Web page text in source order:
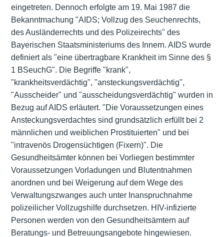
eingetreten. Dennoch erfolgte am 19. Mai 1987 die
Bekanntmachung "AIDS; Vollzug des Seuchenrechts,
des Ausländerrechts und des Polizeirechts" des
Bayerischen Staatsministeriums des Innern. AIDS wurde
definiert als "eine übertragbare Krankheit im Sinne des §
1 BSeuchG". Die Begriffe "krank",
"krankheitsverdächtig", "ansteckungsverdächtig",
"Ausscheider" und "ausscheidungsverdächtig" wurden in
Bezug auf AIDS erläutert. "Die Voraussetzungen eines
Ansteckungsverdachtes sind grundsätzlich erfüllt bei 2
männlichen und weiblichen Prostituierten" und bei
"intravenös Drogensüchtigen (Fixern)". Die
Gesundheitsämter können bei Vorliegen bestimmter
Voraussetzungen Vorladungen und Blutentnahmen
anordnen und bei Weigerung auf dem Wege des
Verwaltungszwanges auch unter Inanspruchnahme
polizeilicher Vollzugshilfe durchsetzen. HIV-infizierte
Personen werden von den Gesundheitsämtern auf
Beratungs- und Betreuungsangebote hingewiesen.